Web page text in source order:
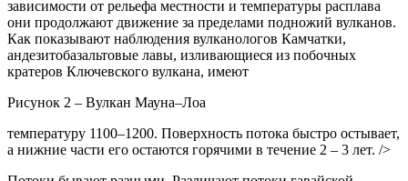
зависимости от рельефа местности и температуры расплава
они продолжают движение за пределами подножий вулканов.
Как показывают наблюдения вулканологов Камчатки,
андезитобазальтовые лавы, изливающиеся из побочных
кратеров Ключевского вулкана, имеют
Рисунок 2 – Вулкан Мауна–Лоа
температуру 1100–1200. Поверхность потока быстро остывает,
а нижние части его остаются горячими в течение 2 – 3 лет. />